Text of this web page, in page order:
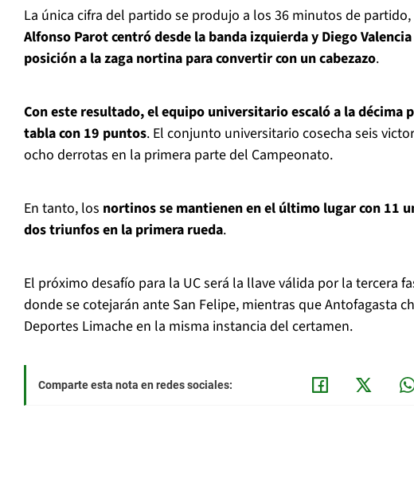
La única cifra del partido se produjo a los 36 minutos de
Alfonso Parot centró desde la banda izquierda y Diego
posición a la zaga nortina para convertir con un cabezazo.
Con este resultado, el equipo universitario escaló a la décima
tabla con 19 puntos. El conjunto universitario cosecha seis
ocho derrotas en la primera parte del Campeonato.
En tanto, los nortinos se mantienen en el último lugar con 11
dos triunfos en la primera rueda.
El próximo desafío para la UC será la llave válida por la tercera
donde se cotejarán ante San Felipe, mientras que Antofagasta
Deportes Limache en la misma instancia del certamen.
Comparte esta nota en redes sociales: